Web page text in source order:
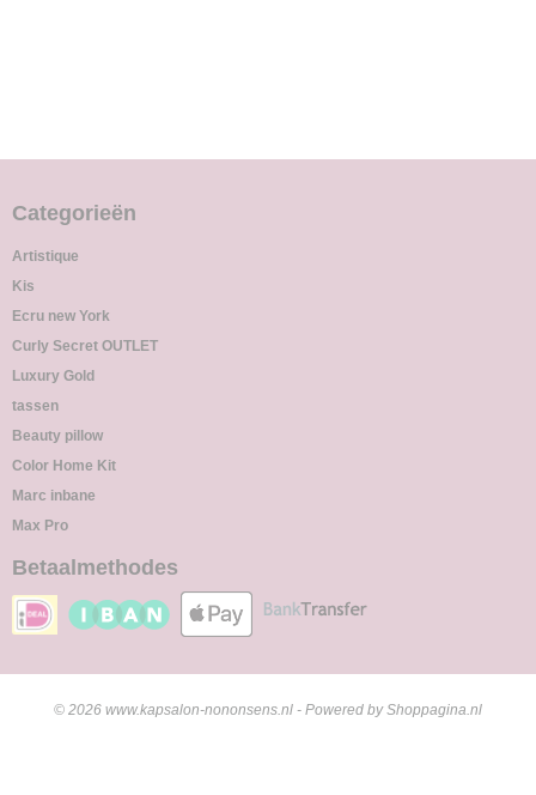
Categorieën
Artistique
Kis
Ecru new York
Curly Secret OUTLET
Luxury Gold
tassen
Beauty pillow
Color Home Kit
Marc inbane
Max Pro
Betaalmethodes
© 2026 www.kapsalon-nononsens.nl - Powered by Shoppagina.nl